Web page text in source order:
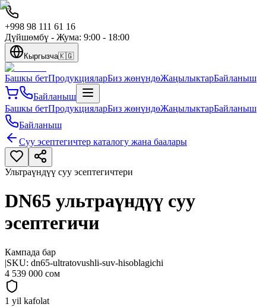
+998 98 111 61 16
Дүйшөмбү - Жума: 9:00 - 18:00
Кыргызча🇰🇬
Башкы бетПродукцияларБиз жөнүндөЖаңылыктарБайланыш
Байланыш
Башкы бетПродукцияларБиз жөнүндөЖаңылыктарБайланыш
Байланыш
Суу эсептегичтер каталогу жана баалары
Ультраүндүү суу эсептегичтери
DN65 ультраүндүү суу
эсептегичи
Кампада бар
|SKU: dn65-ultratovushli-suv-hisoblagichi
4 539 000 сом
1 yil kafolat